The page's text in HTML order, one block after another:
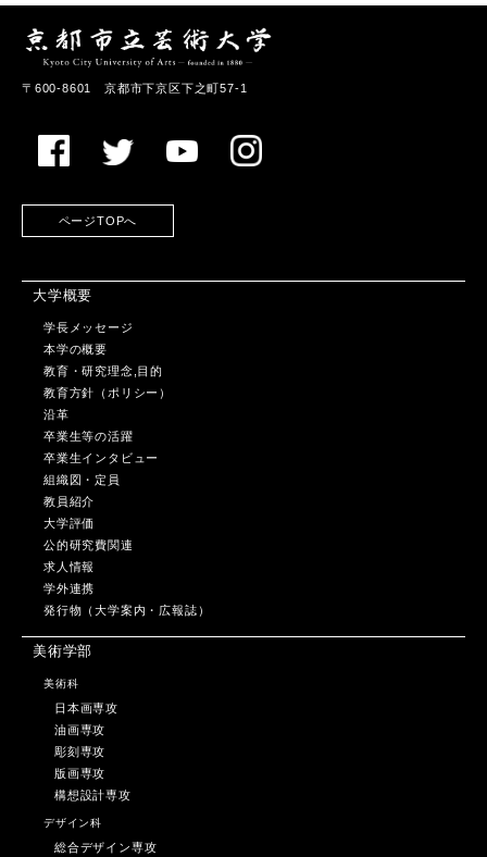
〒600-8601 京都市下京区下之町57-1
ページTOPへ
大学概要
学長メッセージ
本学の概要
教育・研究理念,目的
教育方針（ポリシー）
沿革
卒業生等の活躍
卒業生インタビュー
組織図・定員
教員紹介
大学評価
公的研究費関連
求人情報
学外連携
発行物（大学案内・広報誌）
美術学部
美術科
日本画専攻
油画専攻
彫刻専攻
版画専攻
構想設計専攻
デザイン科
総合デザイン専攻